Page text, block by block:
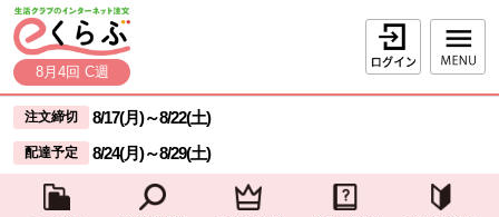
ページの先頭です。
本文へジャンプする。
8月4回 C週
ログイン
ここからサイト内共通メニューです。
サイト内共通メニューをスキップする
注文締切 8/17(月)～8/22(土)
配達予定 8/24(月)～8/29(土)